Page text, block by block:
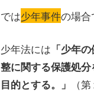
では少年事件の場合
少年法には 「少年
整に関する保護処
目的とする。」
（